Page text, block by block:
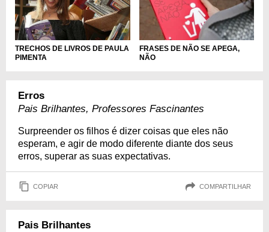
TRECHOS DE LIVROS DE PAULA
PIMENTA
FRASES DE NÃO SE APEGA,
NÃO
Erros
Pais Brilhantes, Professores Fascinantes
Surpreender os filhos é dizer coisas que eles não
esperam, e agir de modo diferente diante dos seus
erros, superar as suas expectativas.
COPIAR COMPARTILHAR
Pais Brilhantes